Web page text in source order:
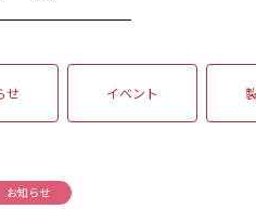
せ イベント
お知らせ